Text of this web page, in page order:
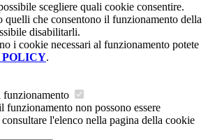
scegliere quali cookie consentire.
quelli che consentono il funzionamento della
disabilitarli.
i cookie necessari al funzionamento potete
POLICY.
funzionamento
funzionamento non possono essere
l'elenco nella pagina della cookie